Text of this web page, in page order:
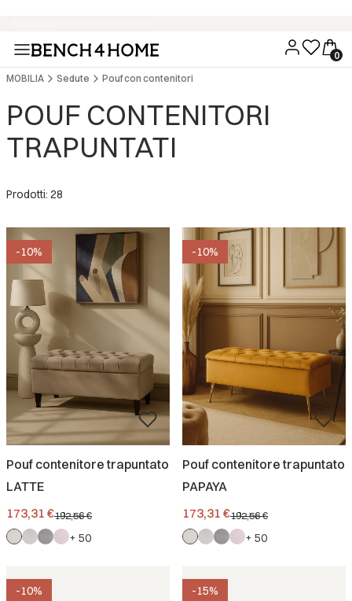
MOBILIA Sedute Pouf con contenitori
POUF CONTENITORI
TRAPUNTATI
Prodotti: 28
-10%
Pouf contenitore trapuntato
LATTE
Prezzo promozionale
173,31 €192,56 €
+ 50
-10%
Pouf contenitore trapuntato
PAPAYA
Prezzo promozionale
173,31 €192,56 €
+ 50
-10% -15%